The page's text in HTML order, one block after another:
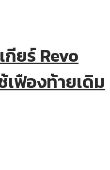
กียร์ Revo
เฟืองท้ายเดิม